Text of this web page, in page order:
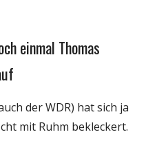
einmal Thomas
der WDR) hat sich ja
mit Ruhm bekleckert.